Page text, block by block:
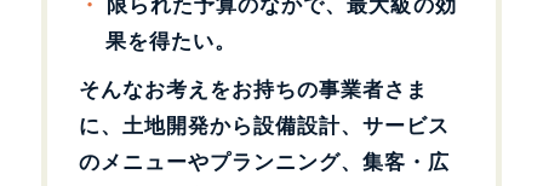
限られた予算のなかで、最大級の効
果を得たい。
そんなお考えをお持ちの事業者さま
に、土地開発から設備設計、サービス
のメニューやプランニング、集客・広